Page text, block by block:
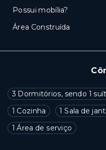
3 Dormitórios, sendo 1
1 Cozinha
1 Sala de
1 Área de serviço
Possui mobília?
Área Construída